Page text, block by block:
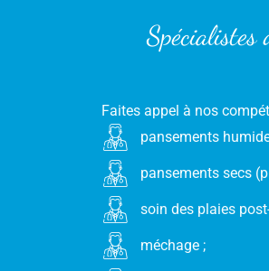
Spécialistes
Faites appel à nos
pansements
pansements secs
soin des plaies
méchage ;